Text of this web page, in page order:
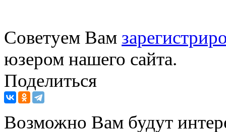
Советуем Вам
юзером нашего сайта.
Поделиться
Возможно Вам будут